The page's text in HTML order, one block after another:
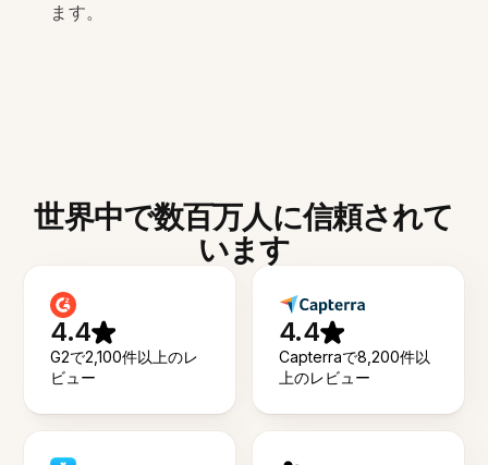
ます。
世界中で数百万人に信頼されて
います
4.4
G2で2,100件以上のレ
ビュー
4.4
Capterraで8,200件以
上のレビュー